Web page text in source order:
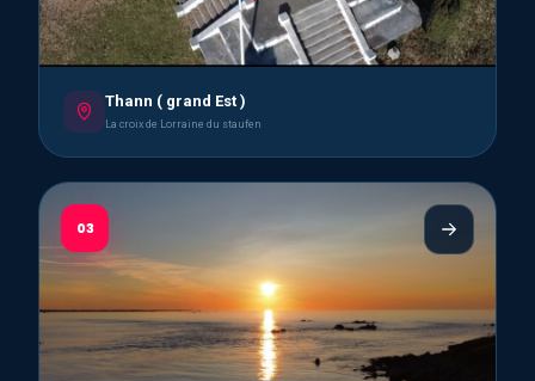
Thann ( grand Est )
La croix de Lorraine du staufen
03